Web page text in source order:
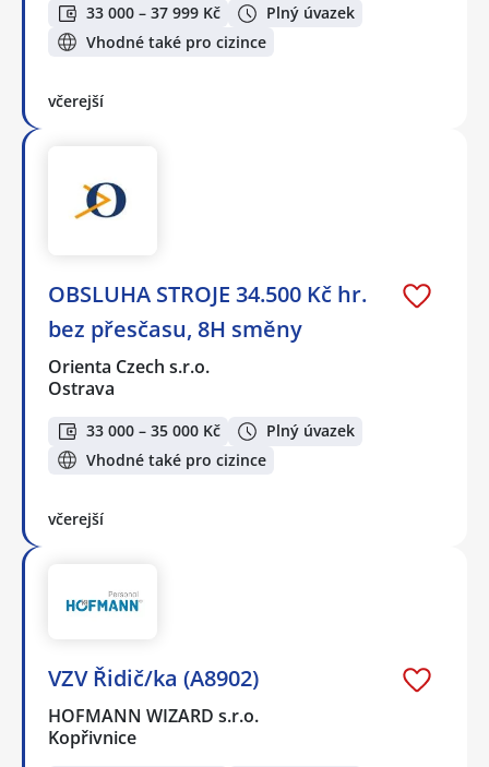
33 000 – 37 999 Kč
Plný úvazek
Vhodné také pro cizince
včerejší
OBSLUHA STROJE 34.500 Kč hr.
bez přesčasu, 8H směny
Orienta Czech s.r.o.
Ostrava
33 000 – 35 000 Kč
Plný úvazek
Vhodné také pro cizince
včerejší
VZV Řidič/ka (A8902)
HOFMANN WIZARD s.r.o.
Kopřivnice